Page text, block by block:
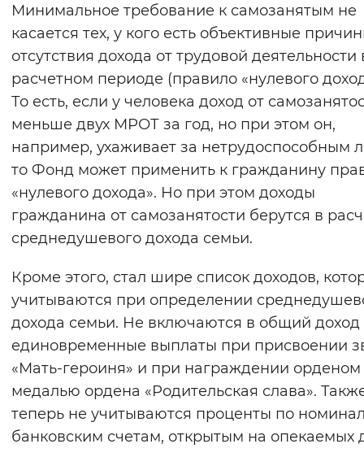
Минимальное требование к самозанятым не
касается тех, у кого есть объективные
отсутствия дохода от трудовой деятельности
расчетном периоде (правило «нулевого
То есть, если у человека доход от
меньше двух МРОТ за год, но при этом он,
например, ухаживает за нетрудоспособным
то Фонд может применить к гражданину
«нулевого дохода». Но при этом доходы
гражданина от самозанятости берутся в
среднедушевого дохода семьи.
Кроме этого, стал шире список доходов,
учитываются при определении
дохода семьи. Не включаются в общий доход
единовременные выплаты при присвоении
«Мать-героиня» и при награждении
медалью ордена «Родительская слава».
теперь не учитываются проценты по
банковским счетам, открытым на опекаемых